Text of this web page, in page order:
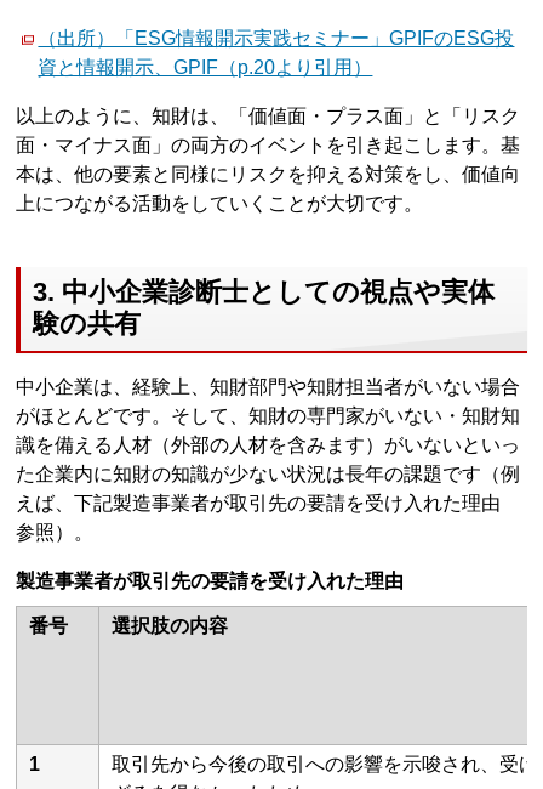
（出所）「ESG情報開示実践セミナー」GPIFのESG投
資と情報開示、GPIF（p.20より引用）
以上のように、知財は、「価値面・プラス面」と「リスク
面・マイナス面」の両方のイベントを引き起こします。基
本は、他の要素と同様にリスクを抑える対策をし、価値向
上につながる活動をしていくことが大切です。
3. 中小企業診断士としての視点や実体
験の共有
中小企業は、経験上、知財部門や知財担当者がいない場合
がほとんどです。そして、知財の専門家がいない・知財知
識を備える人材（外部の人材を含みます）がいないといっ
た企業内に知財の知識が少ない状況は長年の課題です（例
えば、下記製造事業者が取引先の要請を受け入れた理由
参照）。
製造事業者が取引先の要請を受け入れた理由
番号 選択肢の内容
1
取引先から今後の取引への影響を示唆され、受け